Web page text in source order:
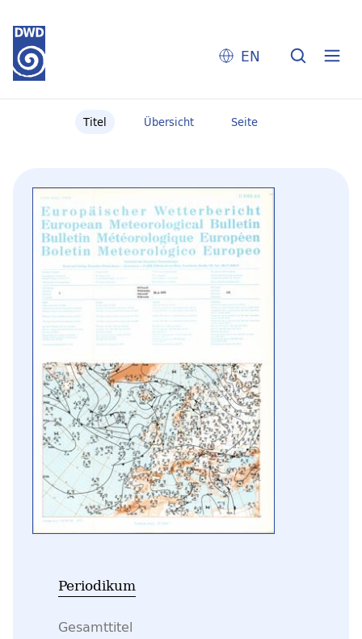
EN
Titel Übersicht Seite
Periodikum
Gesamttitel